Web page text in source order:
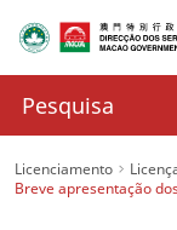
Licenciamento
Breve apresentação